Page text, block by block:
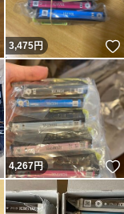
いいね！
3,475円
いいね！
4,267円